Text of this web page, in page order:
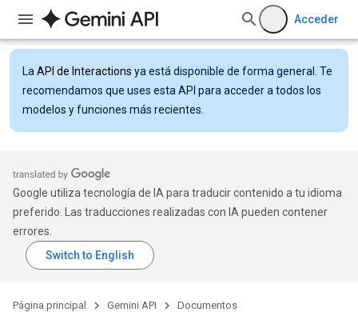
Acceder
La API de Interactions ya está disponible de forma general. Te
recomendamos que uses esta API para acceder a todos los
modelos y funciones más recientes.
Google utiliza tecnología de IA para traducir contenido a tu idioma
preferido. Las traducciones realizadas con IA pueden contener
errores.
Página principal Gemini API Documentos